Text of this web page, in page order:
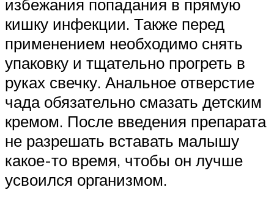
избежания попадания в прямую
кишку инфекции. Также перед
применением необходимо снять
упаковку и тщательно прогреть в
руках свечку. Анальное отверстие
чада обязательно смазать детским
кремом. После введения препарата
не разрешать вставать малышу
какое-то время, чтобы он лучше
усвоился организмом.